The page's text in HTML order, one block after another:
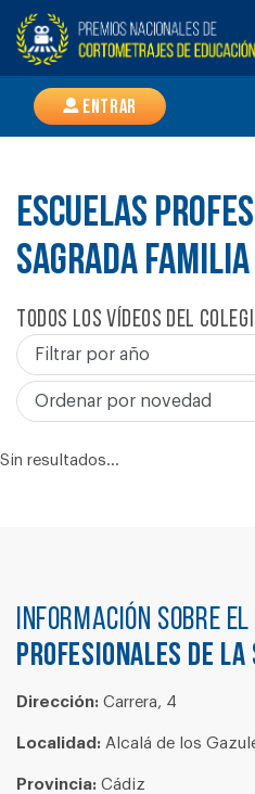
Entrar
ESCUELAS
SAGRADA FAMILIA
Todos los vídeos del
Sin resultados...
Información sobre el
PROFESIONALES DE
Dirección: Carrera, 4
Localidad: Alcalá de los
Provincia: Cádiz